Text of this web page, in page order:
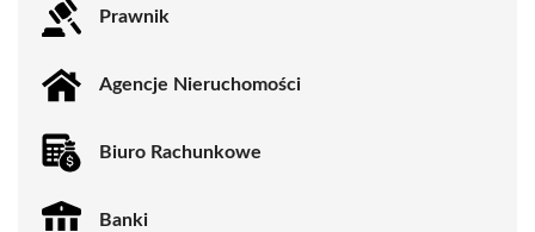
Prawnik
Agencje Nieruchomości
Biuro Rachunkowe
Banki